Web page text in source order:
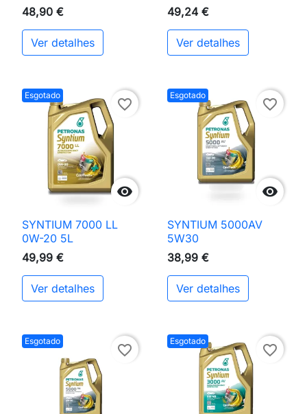
48,90 €
Ver detalhes
49,24 €
Ver detalhes
Esgotado

favorite_border
SYNTIUM 7000 LL
0W-20 5L
49,99 €
Ver detalhes
Esgotado

favorite_border
SYNTIUM 5000AV
5W30
38,99 €
Ver detalhes
Esgotado
favorite_border
Esgotado
favorite_border